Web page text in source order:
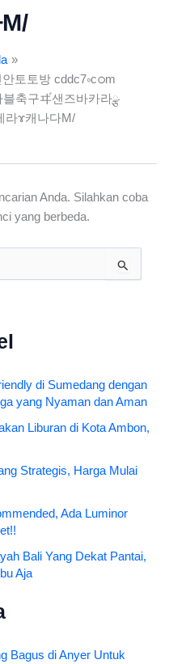
토토방 cddc7༚cഠm
축구ヸ샌즈바카라ྩ
라ɤ캐나다M/
Anda. Silahkan coba
yang berbeda.
di Sumedang dengan
yang Nyaman dan Aman
Liburan di Kota Ambon,
Strategis, Harga Mulai
Ada Luminor
Bali Yang Dekat Pantai,
Aja
Bagus di Anyer Untuk